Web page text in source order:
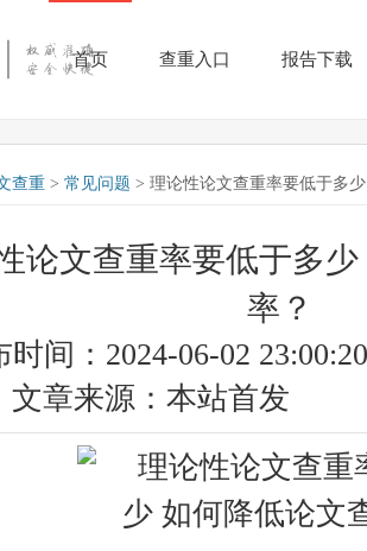
首页 查重入口 报告下载
查重 > 常见问题 > 理论性论文查重率要低于多
论文查重率要低于多
率？
时间：2024-06-02 23:00:20
文章来源：本站首发